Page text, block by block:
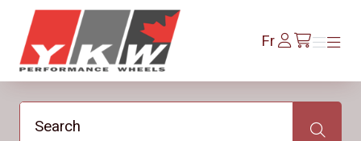
YKW Wheels
FrSe
connecter/fr/cart
Menu
Menu
Search Search